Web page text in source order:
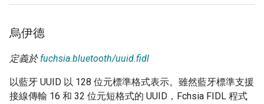
烏伊德
定義於 fuchsia.bluetooth/uuid.fidl
以藍牙 UUID 以 128 位元標準格式表示。雖然藍牙標準支援
接線傳輸 16 和 32 位元短格式的 UUID，Fchsia FIDL 程式